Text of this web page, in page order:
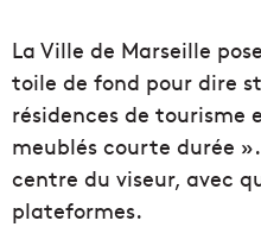
La Ville de Marseille
toile de fond pour dire
résidences de tourisme
meublés courte durée
centre du viseur, avec
plateformes.